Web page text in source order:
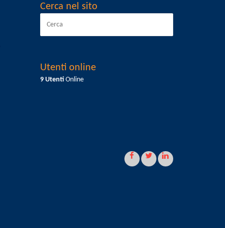
Cerca nel sito
Utenti online
9 UtentiOnline